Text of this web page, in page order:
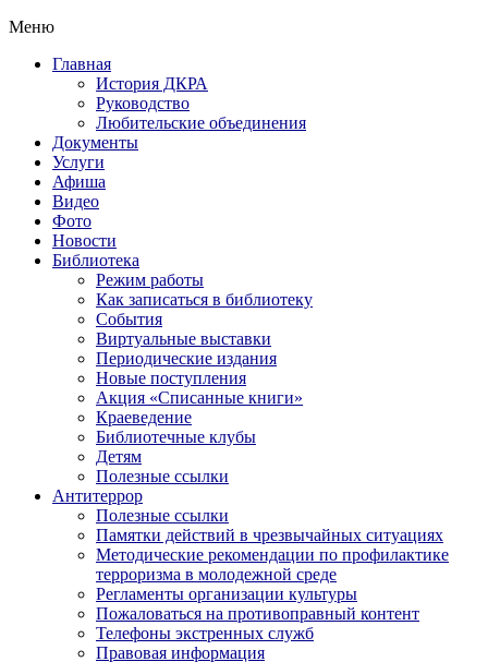
Меню
Главная
История ДКРА
Руководство
Любительские объединения
Документы
Услуги
Афиша
Видео
Фото
Новости
Библиотека
Режим работы
Как записаться в библиотеку
События
Виртуальные выставки
Периодические издания
Новые поступления
Акция «Списанные книги»
Краеведение
Библиотечные клубы
Детям
Полезные ссылки
Антитеррор
Полезные ссылки
Памятки действий в чрезвычайных ситуациях
Методические рекомендации по профилактике
терроризма в молодежной среде
Регламенты организации культуры
Пожаловаться на противоправный контент
Телефоны экстренных служб
Правовая информация